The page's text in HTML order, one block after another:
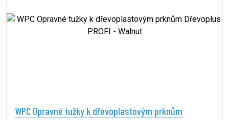
WPC Opravné tužky k dřevoplastovým prknům